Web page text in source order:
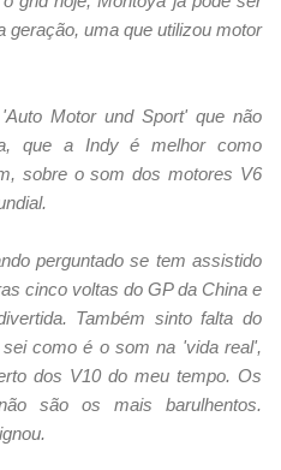
geração, uma que utilizou motor
Motor und Sport' que não
que a Indy é melhor como
sobre o som dos motores V6
perguntado se tem assistido
cinco voltas do GP da China e
Também sinto falta do
como é o som na 'vida real',
dos V10 do meu tempo. Os
são os mais barulhentos.